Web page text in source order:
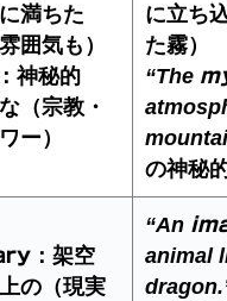
満ちた
囲気も）
：神秘的
（宗教・
ー）
に立ち
た霧）
“The
の神秘
：架空
の（現実
“An
animal